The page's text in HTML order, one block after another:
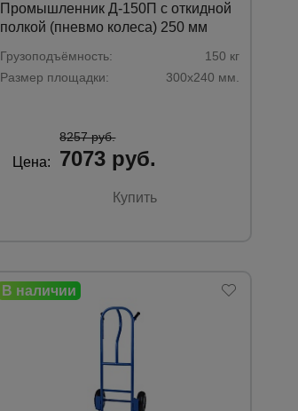
Промышленник Д-150П с откидной
полкой (пневмо колеса) 250 мм
Грузоподъёмность:
150 кг
Размер площадки:
300х240 мм.
Цена:
8257 руб.
7073 руб.
Купить